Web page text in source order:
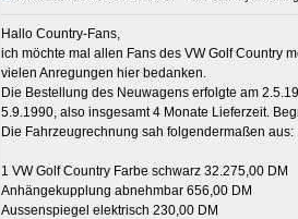
Hallo Country-Fans,
ich möchte mal allen Fans des VW Golf Country
vielen Anregungen hier bedanken.
Die Bestellung des Neuwagens erfolgte am
5.9.1990, also insgesamt 4 Monate Lieferzeit.
Die Fahrzeugrechnung sah folgendermaßen aus:
1 VW Golf Country Farbe schwarz 32.275,00 DM
Anhängekupplung abnehmbar 656,00 DM
Aussenspiegel elektrisch 230,00 DM